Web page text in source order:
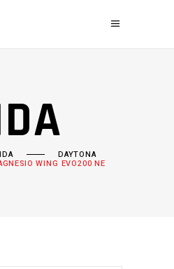
DAYTONA
WING EVO200 NE